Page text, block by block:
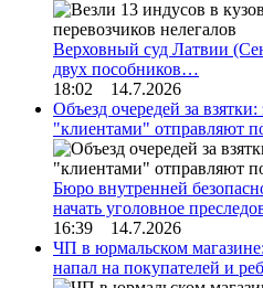
Верховный суд Латвии
двух пособников…
18:02 14.7.2026
Объезд очередей за
"клиентами" отправляют
Бюро внутренней
начать уголовное
16:39 14.7.2026
ЧП в юрмальском
напал на покупателей и